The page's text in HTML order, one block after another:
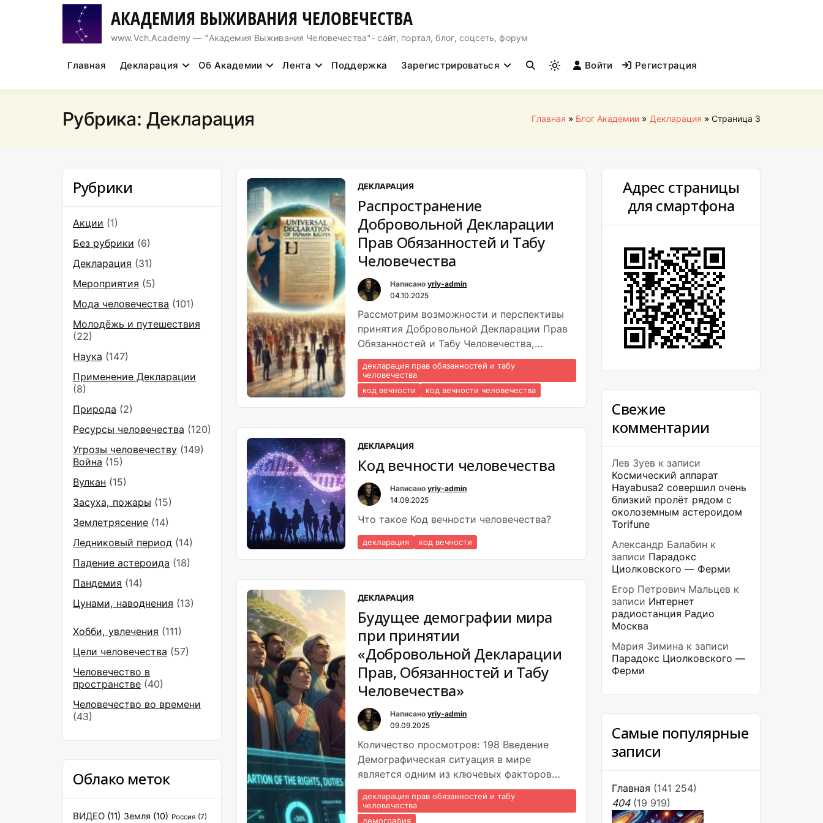
АКАДЕМИЯ ВЫЖИВАНИЯ ЧЕЛОВЕЧЕСТВА
www.Vch.Academy — "Академия Выживания Человечества"- сайт, портал, блог, соцсеть, форум
Главная Декларация Об Академии Лента Поддержка Зарегистрироваться
Light
mode
to
Войти Регистрация
Рубрика: Декларация Главная Блог Академии Декларация Страница 3
Рубрики
Акции (1)
Без рубрики (6)
Декларация (31)
Мероприятия (5)
Мода человечества (101)
Молодёжь и путешествия
(22)
Наука (147)
Применение Декларации
(8)
Природа (2)
Ресурсы человечества (120)
Угрозы человечеству (149)
Война (15)
Вулкан (15)
Засуха, пожары (15)
Землетрясение (14)
Ледниковый период (14)
Падение астероида (18)
Пандемия (14)
Цунами, наводнения (13)
Хобби, увлечения (111)
Цели человечества (57)
Человечество в
пространстве (40)
Человечество во времени
(43)
Облако меток
ВИДЕО (11) Земля (10) Россия (7)
ДЕКЛАРАЦИЯ
Распространение
Добровольной Декларации
Прав Обязанностей и Табу
Человечества
Написаноyriy-admin
04.10.2025
Рассмотрим возможности и перспективы
принятия Добровольной Декларации Прав
Обязанностей и Табу Человечества,
населением Земли.
декларация прав обязанностей и табу
человечества
код вечности
код вечности человечества
ДЕКЛАРАЦИЯ
Код вечности человечества
Написаноyriy-admin
14.09.2025
Что такое Код вечности человечества?
декларация код вечности
ДЕКЛАРАЦИЯ
Будущее демографии мира
при принятии
«Добровольной Декларации
Прав, Обязанностей и Табу
Человечества»
Написаноyriy-admin
09.09.2025
Количество просмотров: 198 Введение
Демографическая ситуация в мире
является одним из ключевых факторов
будущего развития человечества. В
условиях старения населения, снижения
рождаемости в развитых странах и
декларация прав обязанностей и табу
человечества
демография
Адрес страницы
для смартфона
Свежие
комментарии
Лев Зуев к записи
Космический аппарат
Hayabusa2 совершил очень
близкий пролёт рядом с
околоземным астероидом
Torifune
Александр Балабин к
записи Парадокс
Циолковского — Ферми
Егор Петрович Мальцев к
записи Интернет
радиостанция Радио
Москва
Мария Зимина к записи
Парадокс Циолковского —
Ферми
Самые популярные
записи
Главная (141 254)
404 (19 919)